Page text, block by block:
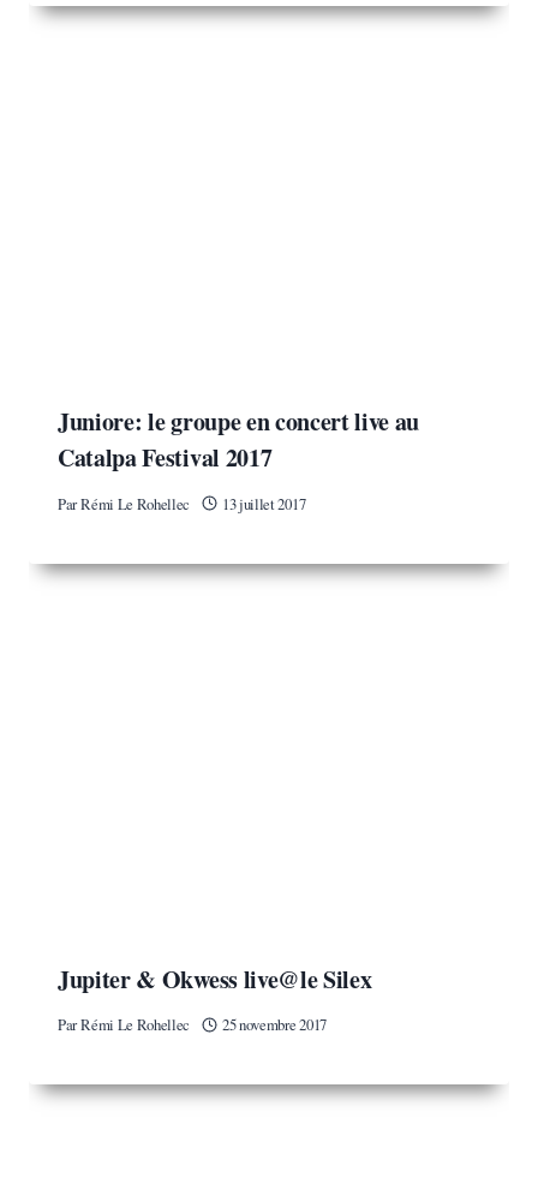
Juniore: le groupe en concert live au
Catalpa Festival 2017
ParRémi Le Rohellec 13 juillet 2017
Jupiter & Okwess live@le Silex
ParRémi Le Rohellec 25 novembre 2017